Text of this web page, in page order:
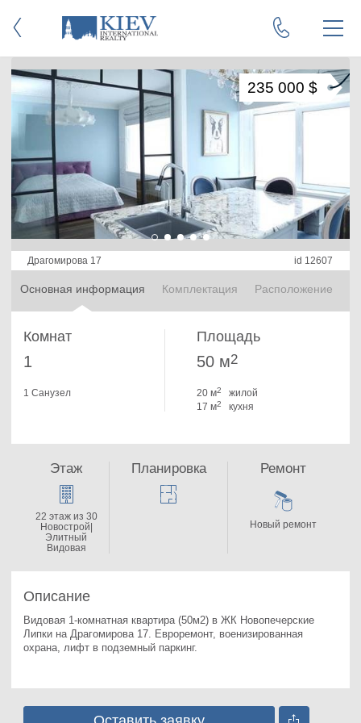
Драгомирова 17 id 12607
Основная информация Комплектация Расположение
235 000 $
Комнат
1
1 Санузел
Площадь
50 м2
20 м2
жилой
17 м2 кухня
Описание
Видовая 1-комнатная квартира (50м2) в ЖК Новопечерские
Липки на Драгомирова 17. Евроремонт, военизированная
охрана, лифт в подземный паркинг.
Этаж
22 этаж из 30
Новострой|
Элитный
Видовая
Планировка Ремонт
Новый ремонт